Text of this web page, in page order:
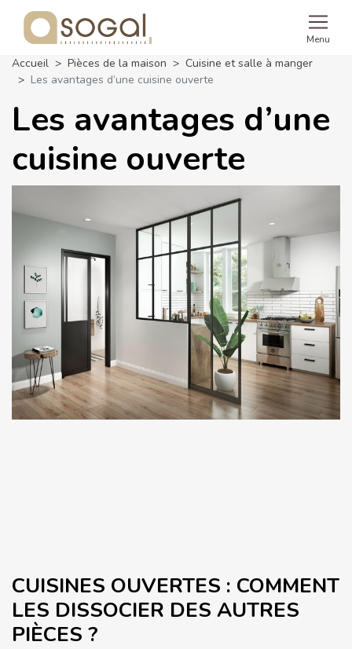
Menu
Accueil Pièces de la maison
Cuisine et salle à manger
Les avantages d’une cuisine ouverte
Les avantages d’une
cuisine ouverte
CUISINES OUVERTES : COMMENT
LES DISSOCIER DES AUTRES
PIÈCES ?